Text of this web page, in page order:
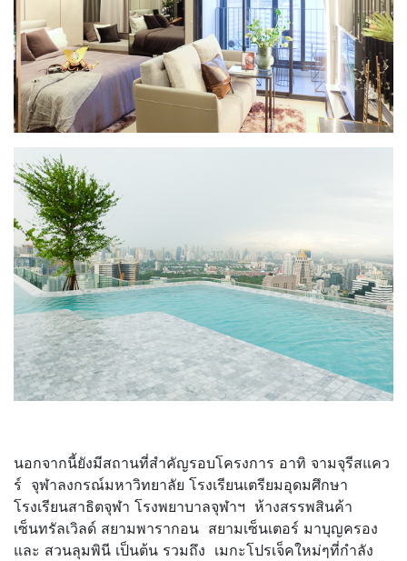
นอกจากนี้ยังมีสถานที่สำคัญรอบโครงการ อาทิ จามจุรีสแคว
ร์ จุฬาลงกรณ์มหาวิทยาลัย โรงเรียนเตรียมอุดมศึกษา
โรงเรียนสาธิตจุฬา โรงพยาบาลจุฬาฯ ห้างสรรพสินค้า
เซ็นทรัลเวิลด์ สยามพารากอน สยามเซ็นเตอร์ มาบุญครอง
และ สวนลุมพินี เป็นต้น รวมถึง เมกะโปรเจ็คใหม่ๆที่กำลัง